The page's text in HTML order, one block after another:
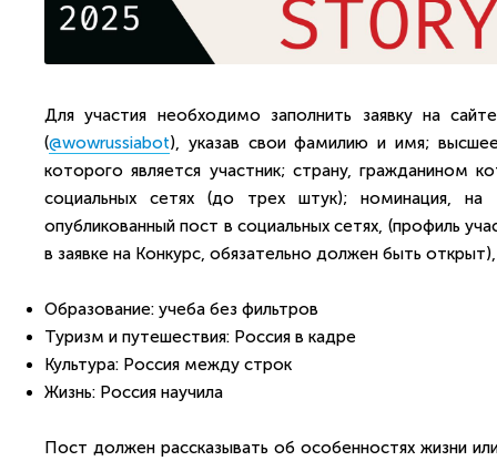
Для участия необходимо заполнить заявку на
(@wowrussiabot), указав свои фамилию и имя;
которого является участник; страну, гражданином
социальных сетях (до трех штук); номинация,
опубликованный пост в социальных сетях, (профиль
в заявке на Конкурс, обязательно должен быть
Образование: учеба без фильтров
Туризм и путешествия: Россия в кадре
Культура: Россия между строк
Жизнь: Россия научила
Пост должен рассказывать об особенностях жизни